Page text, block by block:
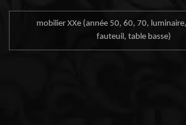
mobilier XXe (année 50, 60, 70,
fauteuil, table basse)